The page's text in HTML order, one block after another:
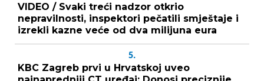
VIDEO / Svaki treći nadzor otkrio
nepravilnosti, inspektori pečatili smještaje i
izrekli kazne veće od dva milijuna eura
5.
KBC Zagreb prvi u Hrvatskoj uveo